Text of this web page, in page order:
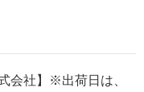
会社】※出荷日は、